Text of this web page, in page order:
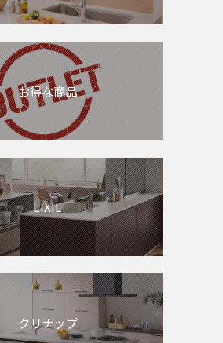
お得な商品
LIXIL
クリナップ